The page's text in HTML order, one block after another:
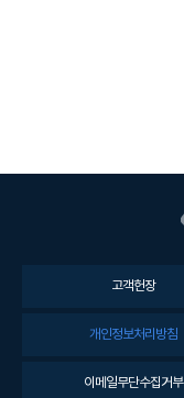
고객헌장
개인정보처리방침
이메일무단수집거부